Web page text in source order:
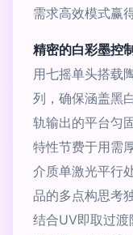
需求高效模式赢
精密的白彩墨控
用七摇单头搭载
列，确保涵盖黑
轨输出的平台匀
特性节费于用需
介质单激光平行
品的多点构思考
结合UV即取过